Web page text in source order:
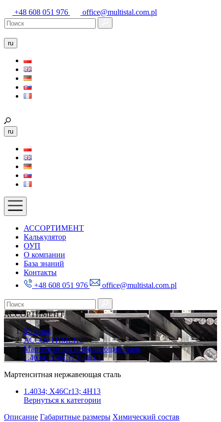
+48 608 051 976 office@multistal.com.pl
ru
ru
АССОРТИМЕНТ
Калькулятор
ОУП
О компании
База знаний
Контакты
+48 608 051 976
office@multistal.com.pl
АССОРТИМЕНТ
Multistal
АССОРТИМЕНТ
Мартенситная нержавеющая сталь
1.4034; X46Cr13; 4H13
Мартенситная нержавеющая сталь
1.4034; X46Cr13; 4H13
Вернуться к категории
Описание Габаритные размеры Химический состав